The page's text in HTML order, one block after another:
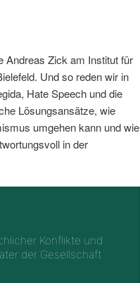
Andreas Zick am Institut für
Und so reden wir in
Hate Speech und die
Lösungsansätze, wie
umgehen kann und wie
in der